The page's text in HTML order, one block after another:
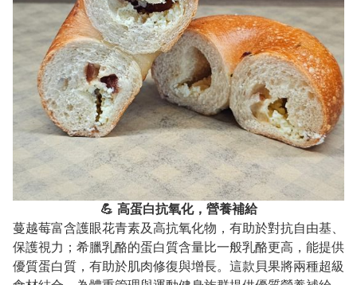
💪 高蛋白抗氧化，營養補給
蔓越莓富含護眼花青素及高抗氧化物，有助於對抗自由基、
保護視力；希臘乳酪的蛋白質含量比一般乳酪更高，能提供
優質蛋白質，有助於肌肉修復與增長。這款貝果將兩種超級